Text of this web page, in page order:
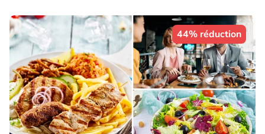
44% réduction